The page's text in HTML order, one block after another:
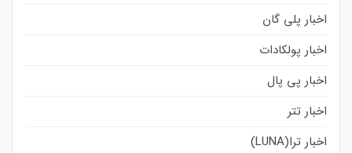
اخبار پلی گان
اخبار پولکادات
اخبار پی پال
اخبار تتر
اخبار ترا(LUNA)